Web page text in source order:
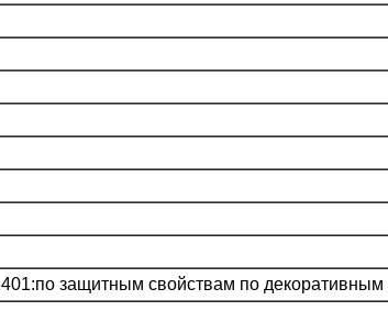
защитным свойствам по декоративным